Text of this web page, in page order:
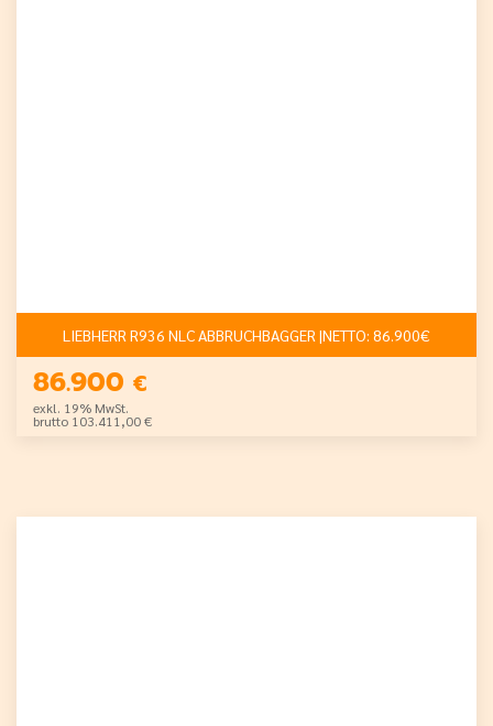
LIEBHERR R936 NLC ABBRUCHBAGGER |NETTO: 86.900€
86.900 €
exkl. 19% MwSt.
brutto 103.411,00 €